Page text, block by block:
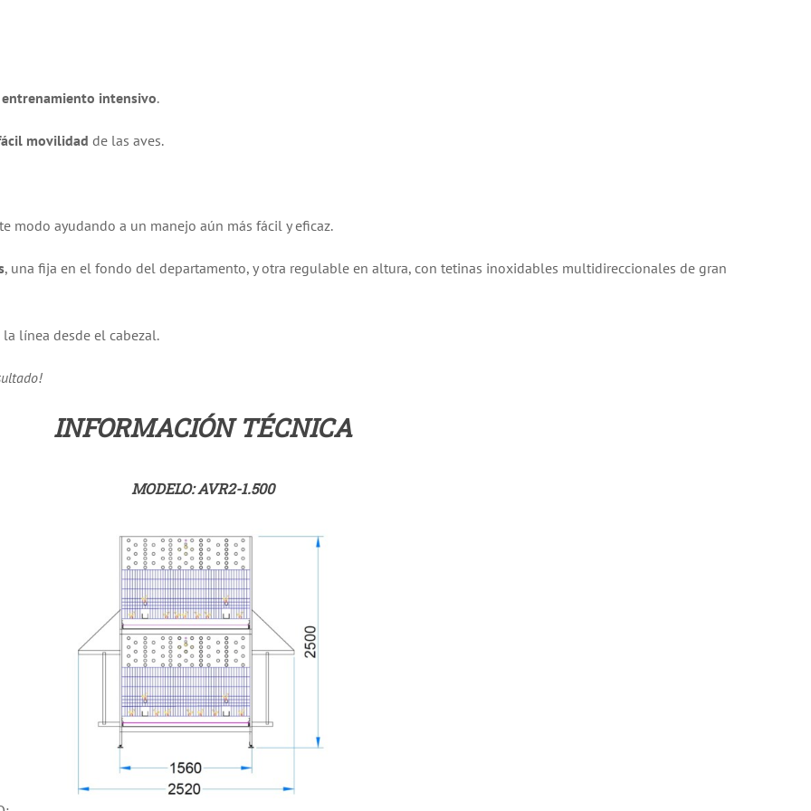
entrenamiento intensivo.
movilidad de las aves.
modo ayudando a un manejo aún más fácil y eficaz.
, una fija en el fondo del departamento, y otra regulable en altura, con tetinas inoxidables multidireccionales de gran
línea desde el cabezal.
INFORMACIÓN TÉCNICA
MODELO: AVR2-1.500